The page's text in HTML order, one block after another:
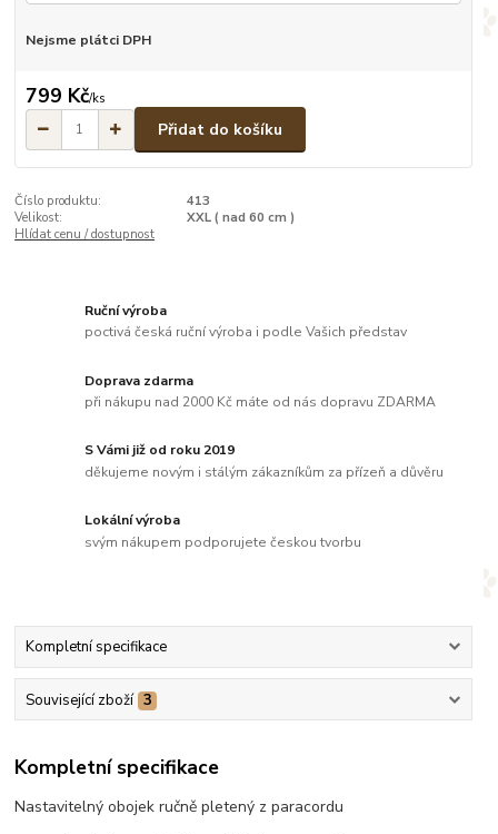
Nejsme plátci DPH
799 Kč/ks
Přidat do košíku
Číslo produktu:
413
Velikost:
XXL ( nad 60 cm )
Hlídat cenu / dostupnost
Ruční výroba
poctivá česká ruční výroba i podle Vašich představ
Doprava zdarma
při nákupu nad 2000 Kč máte od nás dopravu ZDARMA
S Vámi již od roku 2019
děkujeme novým i stálým zákazníkům za přízeň a důvěru
Lokální výroba
svým nákupem podporujete českou tvorbu
Kompletní specifikace
Související zboží 3
Kompletní specifikace
Nastavitelný obojek ručně pletený z paracordu